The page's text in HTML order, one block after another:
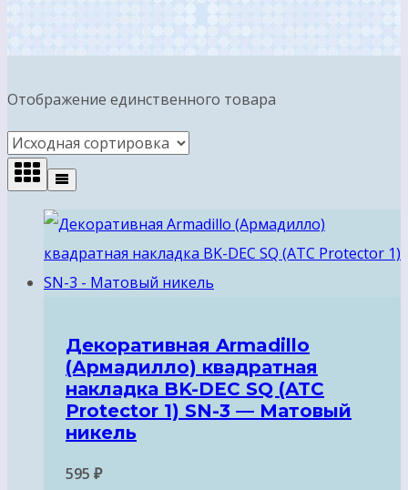
Отображение единственного товара
Декоративная Armadillo
(Армадилло) квадратная
накладка BK-DEC SQ (ATC
Protector 1) SN-3 — Матовый
никель
595 ₽